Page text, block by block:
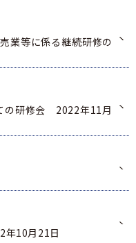
業等に係る継続研修の
の研修会 2022年11月
10月21日